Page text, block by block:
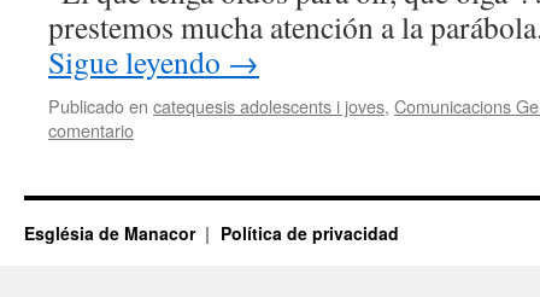
prestemos mucha atención a la
Sigue leyendo →
Publicado en catequesis adolescents i joves, Comunicacions
comentario
Església de Manacor Política de privacidad